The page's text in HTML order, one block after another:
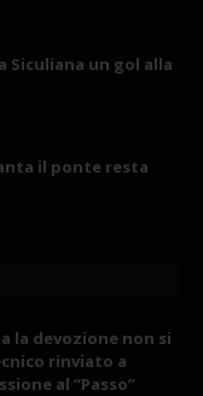
Siculiana un gol alla
il ponte resta
la devozione non si
rinviato a
al “Passo”